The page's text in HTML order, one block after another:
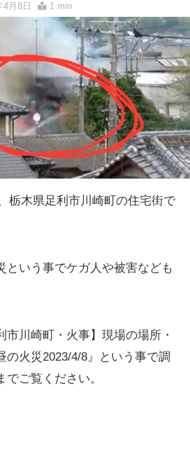
4月8日 1 min
栃木県足利市川崎町の住宅街で
という事でケガ人や被害なども
市川崎町・火事】現場の場所・
の火災2023/4/8』という事で調
ご覧ください。